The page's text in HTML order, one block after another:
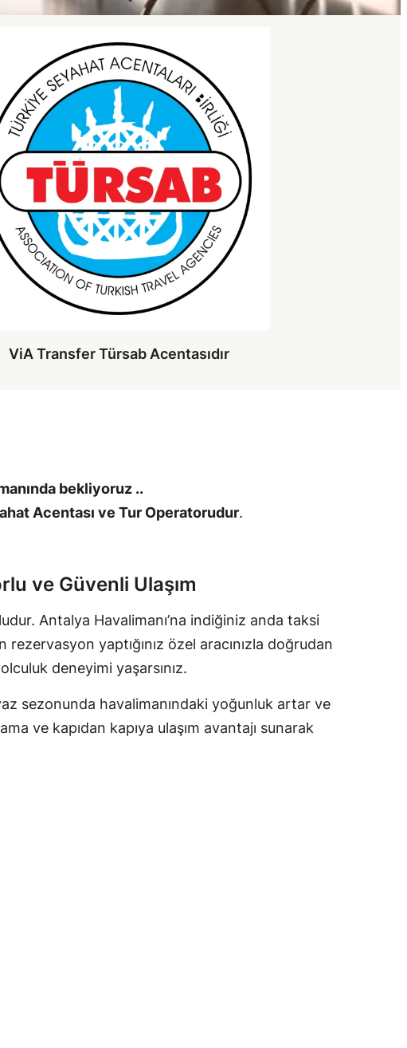
ViA Transfer Türsab Acentasıdır
bekliyoruz ..
Acentası ve Tur Operatorudur.
ve Güvenli Ulaşım
Antalya Havalimanı’na indiğiniz anda taksi
yaptığınız özel aracınızla doğrudan
deneyimi yaşarsınız.
sezonunda havalimanındaki yoğunluk artar ve
ve kapıdan kapıya ulaşım avantajı sunarak